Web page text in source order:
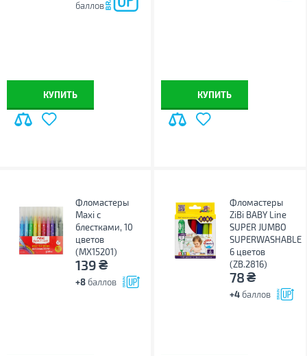
баллов
КУПИТЬ КУПИТЬ
Фломастеры
Maxi с
блестками, 10
цветов
(MX15201)
139₴
+8 баллов
Фломастеры
ZiBi BABY Line
SUPER JUMBO
SUPERWASHABLE
6 цветов
(ZB.2816)
78₴
+4 баллов